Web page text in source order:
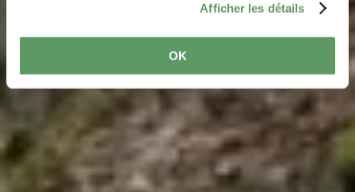
Afficher les détails
OK